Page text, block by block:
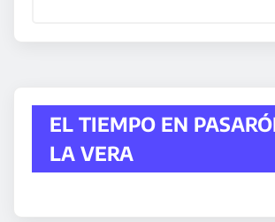
EL TIEMPO EN
LA VERA